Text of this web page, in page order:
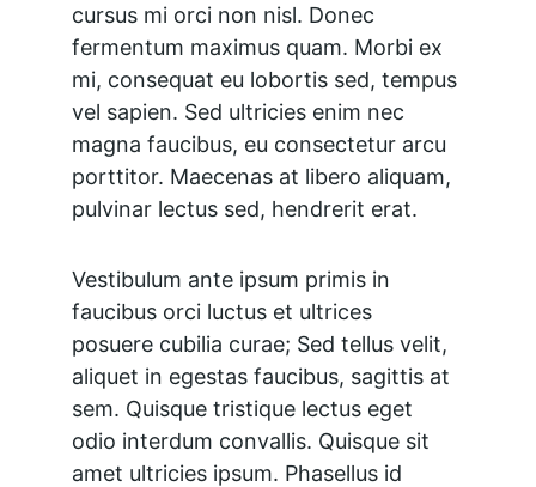
cursus mi orci non nisl. Donec
fermentum maximus quam. Morbi ex
mi, consequat eu lobortis sed, tempus
vel sapien. Sed ultricies enim nec
magna faucibus, eu consectetur arcu
porttitor. Maecenas at libero aliquam,
pulvinar lectus sed, hendrerit erat.
Vestibulum ante ipsum primis in
faucibus orci luctus et ultrices
posuere cubilia curae; Sed tellus velit,
aliquet in egestas faucibus, sagittis at
sem. Quisque tristique lectus eget
odio interdum convallis. Quisque sit
amet ultricies ipsum. Phasellus id